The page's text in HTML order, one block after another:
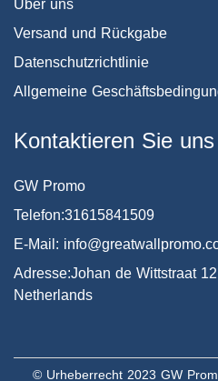
Über uns
Versand und Rückgabe
Datenschutzrichtlinie
Allgemeine
Kontaktieren Sie uns
GW Promo
Telefon:31615841509
E-Mail:
Adresse:Johan de Wittstraat
Netherlands
© Urheberrecht 2023 GW